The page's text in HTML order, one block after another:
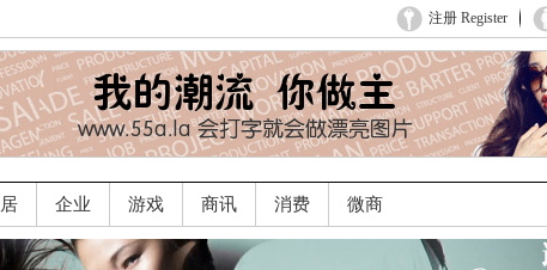
注册 Register
企业 游戏 商讯 消费 微商